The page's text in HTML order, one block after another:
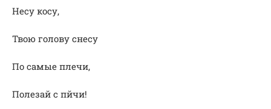
Несу косу,
Твою голову снесу
По самые плечи,
Полезай с пйчи!